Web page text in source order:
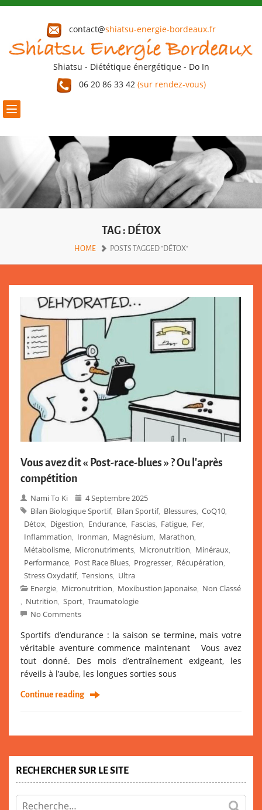
contact@shiatsu-energie-bordeaux.fr
Shiatsu - Diététique énergétique - Do In
06 20 86 33 42 (sur rendez-vous)
Toggle
navigation
TAG : DÉTOX
HOME POSTS TAGGED "DÉTOX"
Vous avez dit « Post-race-blues » ? Ou l’après
compétition
Nami To Ki
4 Septembre 2025
Bilan Biologique Sportif, Bilan Sportif, Blessures CoQ10
Détox Digestion Endurance Fascias Fatigue Fer
Inflammation Ironman Magnésium Marathon
Métabolisme Micronutriments Micronutrition Minéraux
Performance Post Race Blues Progresser Récupération
Stress Oxydatif, Tensions Ultra
Energie Micronutrition Moxibustion Japonaise Non Classé
Nutrition Sport Traumatologie
No Comments
Sportifs d’endurance : la saison se termine, mais votre
véritable aventure commence maintenant Vous avez
tout donné. Des mois d’entraînement exigeant, les
réveils à l’aube, les longues sorties sous
Continue reading
RECHERCHER SUR LE SITE